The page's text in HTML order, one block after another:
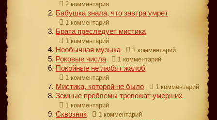
2 комментария
Бабушка знала, что завтра умрет
1 комментарий
Брата преследует мистика
1 комментарий
Необычная музыка 1 комментарий
Роковые числа 1 комментарий
Покойные не любят жалоб
1 комментарий
Мистика, которой не было 1 комментарий
Земные проблемы тревожат умерших
1 комментарий
Сквозняк 1 комментарий